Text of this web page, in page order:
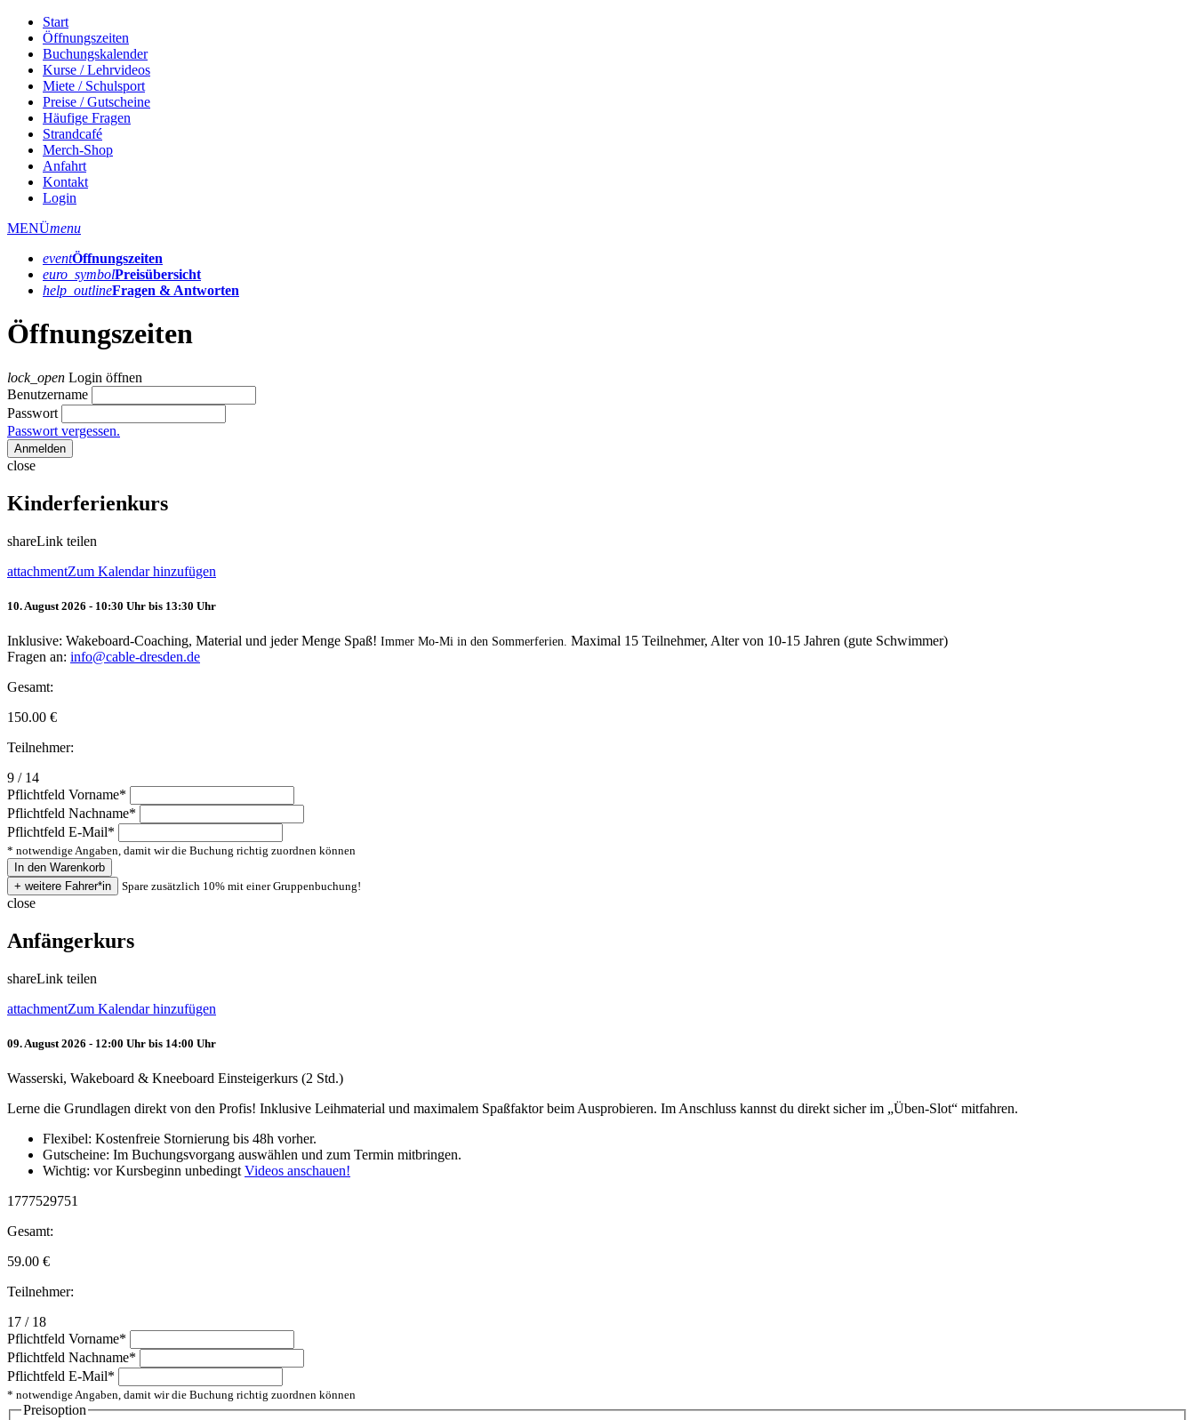
Start
Öffnungszeiten
Buchungskalender
Kurse / Lehrvideos
Miete / Schulsport
Preise / Gutscheine
Häufige Fragen
Strandcafé
Merch-Shop
Anfahrt
Kontakt
Login
MENÜmenu
eventÖffnungs­zeiten
euro_symbolPreis­übersicht
help_outlineFragen & Antworten
Öffnungszeiten
lock_open Login öffnen
Benutzername
Passwort
Passwort vergessen.
Anmelden
close
Kinderferienkurs
shareLink teilen
attachmentZum Kalendar hinzufügen
10. August 2026 - 10:30 Uhr bis 13:30 Uhr
Inklusive: Wakeboard-Coaching, Material und jeder Menge Spaß! Immer Mo-Mi in den Sommerferien. Maximal 15 Teilnehmer, Alter von 10-15 Jahren (gute Schwimmer)
Fragen an: info@cable-dresden.de
Gesamt:
150.00 €
Teilnehmer:
9 / 14
Pflichtfeld Vorname*
Pflichtfeld Nachname*
Pflichtfeld E-Mail*
* notwendige Angaben, damit wir die Buchung richtig zuordnen können
Spare zusätzlich 10% mit einer Gruppenbuchung!
close
Anfängerkurs
shareLink teilen
attachmentZum Kalendar hinzufügen
09. August 2026 - 12:00 Uhr bis 14:00 Uhr
Wasserski, Wakeboard & Kneeboard Einsteigerkurs (2 Std.)
Lerne die Grundlagen direkt von den Profis! Inklusive Leihmaterial und maximalem Spaßfaktor beim Ausprobieren. Im Anschluss kannst du direkt sicher im „Üben-Slot“ mitfahren.
Flexibel: Kostenfreie Stornierung bis 48h vorher.
Gutscheine: Im Buchungsvorgang auswählen und zum Termin mitbringen.
Wichtig: vor Kursbeginn unbedingt Videos anschauen!
1777529751
Gesamt:
59.00 €
Teilnehmer:
17 / 18
Pflichtfeld Vorname*
Pflichtfeld Nachname*
Pflichtfeld E-Mail*
* notwendige Angaben, damit wir die Buchung richtig zuordnen können
Preisoption